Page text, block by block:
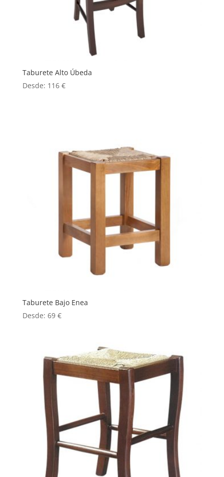
Taburete Alto Úbeda
Desde: 116 €
Taburete Bajo Enea
Desde: 69 €